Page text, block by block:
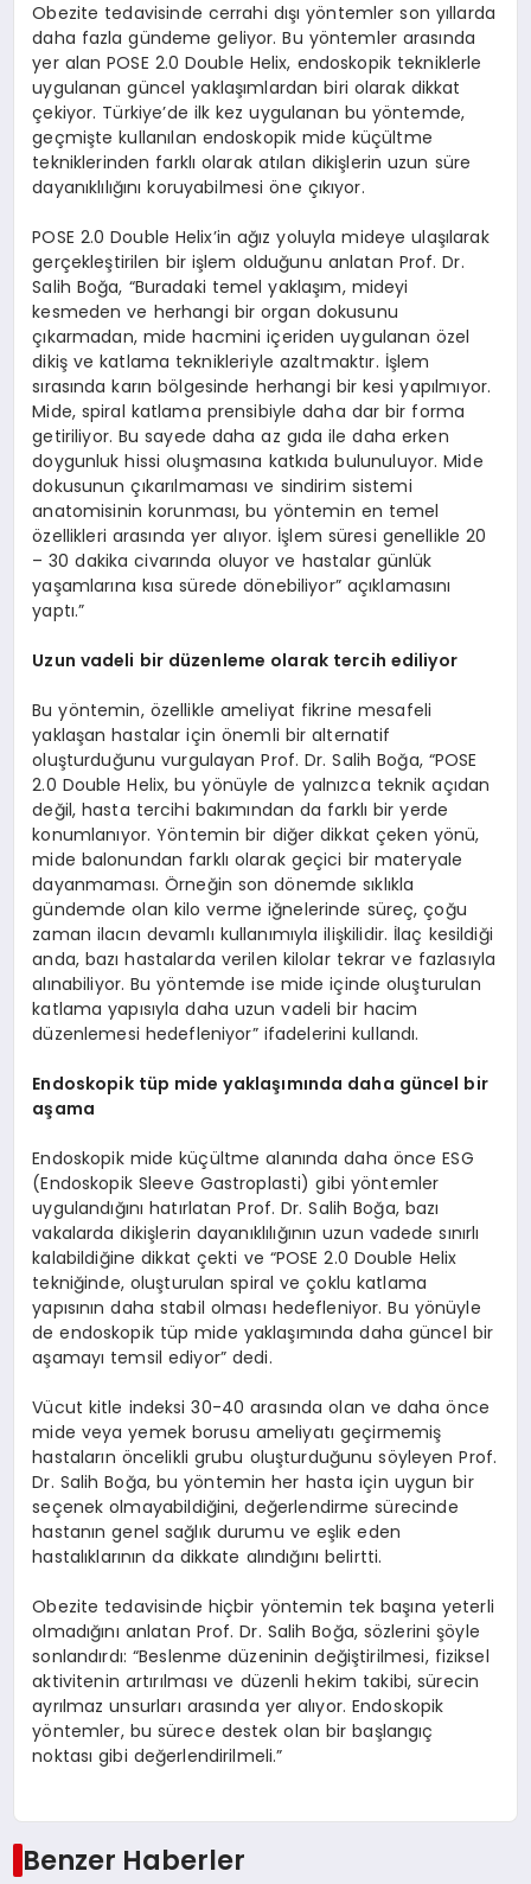
Obezite tedavisinde cerrahi dışı yöntemler son yıllarda
daha fazla gündeme geliyor. Bu yöntemler arasında
yer alan POSE 2.0 Double Helix, endoskopik tekniklerle
uygulanan güncel yaklaşımlardan biri olarak dikkat
çekiyor. Türkiye’de ilk kez uygulanan bu yöntemde,
geçmişte kullanılan endoskopik mide küçültme
tekniklerinden farklı olarak atılan dikişlerin uzun süre
dayanıklılığını koruyabilmesi öne çıkıyor.
POSE 2.0 Double Helix’in ağız yoluyla mideye ulaşılarak
gerçekleştirilen bir işlem olduğunu anlatan Prof. Dr.
Salih Boğa, “Buradaki temel yaklaşım, mideyi
kesmeden ve herhangi bir organ dokusunu
çıkarmadan, mide hacmini içeriden uygulanan özel
dikiş ve katlama teknikleriyle azaltmaktır. İşlem
sırasında karın bölgesinde herhangi bir kesi yapılmıyor.
Mide, spiral katlama prensibiyle daha dar bir forma
getiriliyor. Bu sayede daha az gıda ile daha erken
doygunluk hissi oluşmasına katkıda bulunuluyor. Mide
dokusunun çıkarılmaması ve sindirim sistemi
anatomisinin korunması, bu yöntemin en temel
özellikleri arasında yer alıyor. İşlem süresi genellikle 20
– 30 dakika civarında oluyor ve hastalar günlük
yaşamlarına kısa sürede dönebiliyor” açıklamasını
yaptı.”
Uzun vadeli bir düzenleme olarak tercih ediliyor
Bu yöntemin, özellikle ameliyat fikrine mesafeli
yaklaşan hastalar için önemli bir alternatif
oluşturduğunu vurgulayan Prof. Dr. Salih Boğa, “POSE
2.0 Double Helix, bu yönüyle de yalnızca teknik açıdan
değil, hasta tercihi bakımından da farklı bir yerde
konumlanıyor. Yöntemin bir diğer dikkat çeken yönü,
mide balonundan farklı olarak geçici bir materyale
dayanmaması. Örneğin son dönemde sıklıkla
gündemde olan kilo verme iğnelerinde süreç, çoğu
zaman ilacın devamlı kullanımıyla ilişkilidir. İlaç kesildiği
anda, bazı hastalarda verilen kilolar tekrar ve fazlasıyla
alınabiliyor. Bu yöntemde ise mide içinde oluşturulan
katlama yapısıyla daha uzun vadeli bir hacim
düzenlemesi hedefleniyor” ifadelerini kullandı.
Endoskopik tüp mide yaklaşımında daha güncel bir
aşama
Endoskopik mide küçültme alanında daha önce ESG
(Endoskopik Sleeve Gastroplasti) gibi yöntemler
uygulandığını hatırlatan Prof. Dr. Salih Boğa, bazı
vakalarda dikişlerin dayanıklılığının uzun vadede sınırlı
kalabildiğine dikkat çekti ve “POSE 2.0 Double Helix
tekniğinde, oluşturulan spiral ve çoklu katlama
yapısının daha stabil olması hedefleniyor. Bu yönüyle
de endoskopik tüp mide yaklaşımında daha güncel bir
aşamayı temsil ediyor” dedi.
Vücut kitle indeksi 30-40 arasında olan ve daha önce
mide veya yemek borusu ameliyatı geçirmemiş
hastaların öncelikli grubu oluşturduğunu söyleyen Prof.
Dr. Salih Boğa, bu yöntemin her hasta için uygun bir
seçenek olmayabildiğini, değerlendirme sürecinde
hastanın genel sağlık durumu ve eşlik eden
hastalıklarının da dikkate alındığını belirtti.
Obezite tedavisinde hiçbir yöntemin tek başına yeterli
olmadığını anlatan Prof. Dr. Salih Boğa, sözlerini şöyle
sonlandırdı: “Beslenme düzeninin değiştirilmesi, fiziksel
aktivitenin artırılması ve düzenli hekim takibi, sürecin
ayrılmaz unsurları arasında yer alıyor. Endoskopik
yöntemler, bu sürece destek olan bir başlangıç
noktası gibi değerlendirilmeli.”
Benzer Haberler